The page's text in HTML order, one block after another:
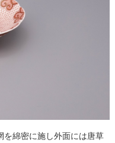
を綿密に施し外面には唐草